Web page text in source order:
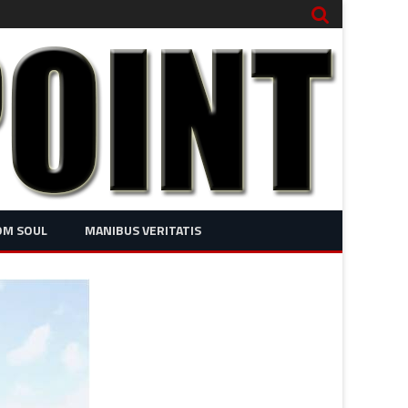
SOUL MANIBUS VERITATIS